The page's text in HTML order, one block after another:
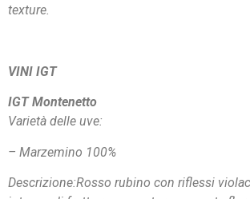
texture.
VINI IGT
IGT Montenetto
Varietà delle uve:
– Marzemino 100%
Descrizione:Rosso rubino con riflessi